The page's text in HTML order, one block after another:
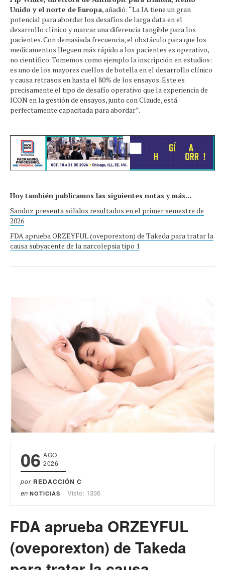
Unido y el norte de Europa, añadió: “La IA tiene un gran
potencial para abordar los desafíos de larga data en el
desarrollo clínico y marcar una diferencia tangible para los
pacientes. Con demasiada frecuencia, el obstáculo para que los
medicamentos lleguen más rápido a los pacientes es operativo,
no científico. Tomemos como ejemplo la inscripción en estudios:
es uno de los mayores cuellos de botella en el desarrollo clínico
y causa retrasos en hasta el 80% de los ensayos. Este es
precisamente el tipo de desafío operativo que la experiencia de
ICON en la gestión de ensayos, junto con Claude, está
perfectamente capacitada para abordar”.
Hoy también publicamos las siguientes notas y más...
Sandoz presenta sólidos resultados en el primer semestre de
2026
FDA aprueba ORZEYFUL (oveporexton) de Takeda para tratar la
causa subyacente de la narcolepsia tipo 1
06 AGO
2026
por REDACCIÓN C
en NOTICIAS Visto: 1336
FDA aprueba ORZEYFUL
(oveporexton) de Takeda